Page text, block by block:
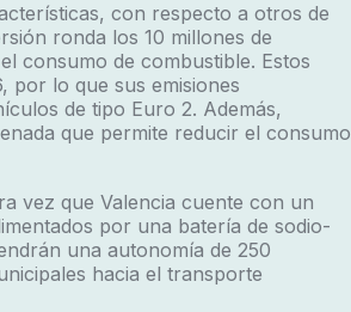
con respecto a otros de
ronda los 10 millones de
consumo de combustible. Estos
por lo que sus emisiones
de tipo Euro 2. Además,
que permite reducir el consumo
vez que Valencia cuente con un
por una batería de sodio-
una autonomía de 250
hacia el transporte